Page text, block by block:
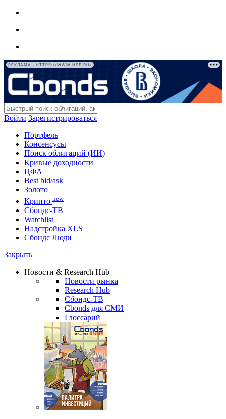
РЕКЛАМА • HTTPS://WWW.HSE.RU/
Войти Зарегистрироваться
Портфель
Консенсусы
Поиск облигаций (ИИ)
Кривые доходности
ЦФА
Best bid/ask
Золото
Крипто new
Сбондс-ТВ
Watchlist
Надстройка XLS
Сбондс Люди
Закрыть
Новости & Research Hub
Новости рынка
Research Hub
Сбондс-ТВ
Cbonds для СМИ
Глоссарий